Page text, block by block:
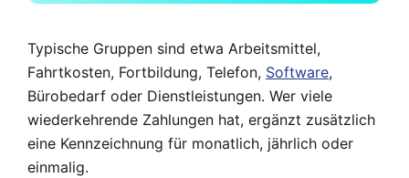
Typische Gruppen sind etwa Arbeitsmittel,
Fahrtkosten, Fortbildung, Telefon, Software,
Bürobedarf oder Dienstleistungen. Wer viele
wiederkehrende Zahlungen hat, ergänzt zusätzlich
eine Kennzeichnung für monatlich, jährlich oder
einmalig.